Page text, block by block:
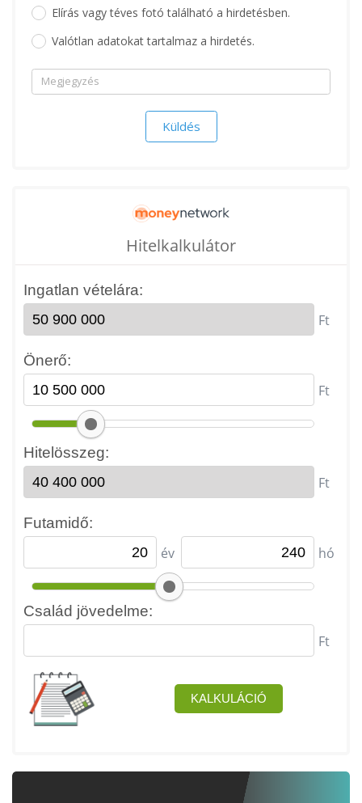
Elírás vagy téves fotó található a hirdetésben.
Valótlan adatokat tartalmaz a hirdetés.